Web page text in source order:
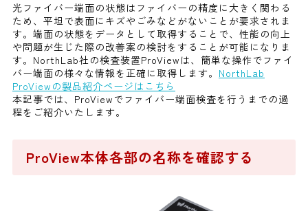
光ファイバー端面の状態はファイバーの精度に大きく関わる
ため、平坦で表面にキズやごみなどがないことが要求されま
す。端面の状態をデータとして取得することで、性能の向上
や問題が生じた際の改善案の検討をすることが可能になりま
す。NorthLab社の検査装置ProViewは、簡単な操作でファイ
バー端面の様々な情報を正確に取得します。 NorthLab
ProViewの製品紹介ページはこちら
本記事では、ProViewでファイバー端面検査を行うまでの過
程をご紹介いたします。
ProView本体各部の名称を確認する